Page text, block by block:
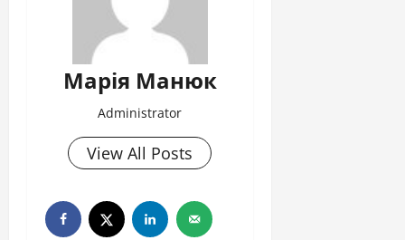
Марія Манюк
Administrator
View All Posts